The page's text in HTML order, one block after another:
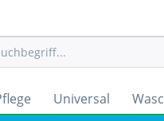
Universal